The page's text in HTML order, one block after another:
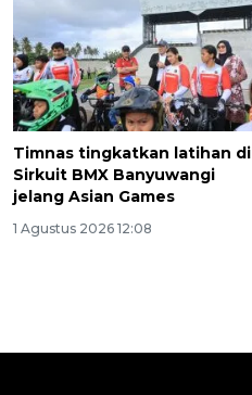
Timnas tingkatkan latihan di
Sirkuit BMX Banyuwangi
jelang Asian Games
1 Agustus 2026 12:08